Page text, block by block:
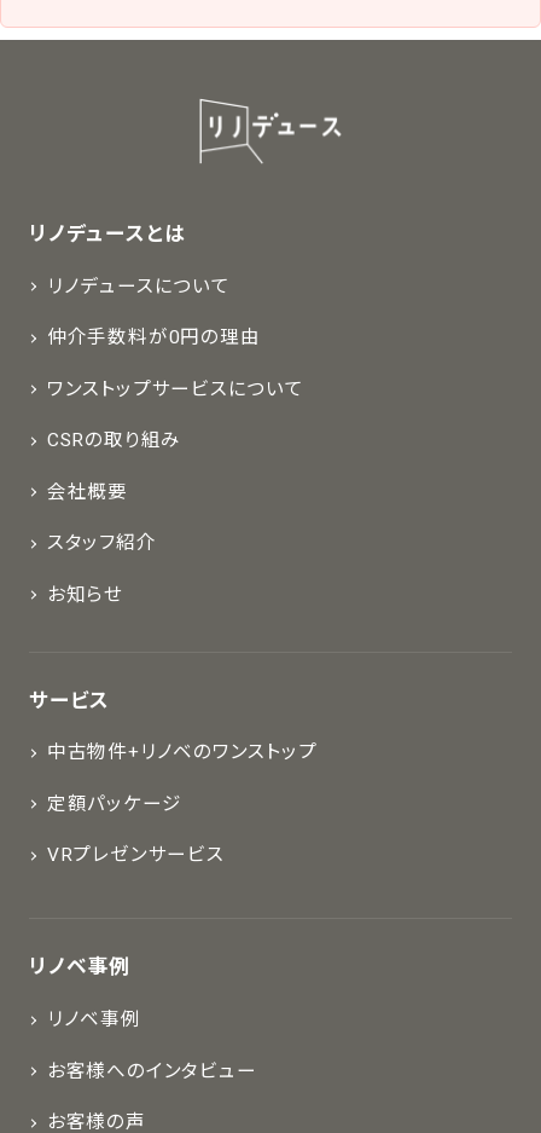
リノデュースとは
リノデュースについて
仲介手数料が0円の理由
ワンストップサービスについて
CSRの取り組み
会社概要
スタッフ紹介
お知らせ
サービス
中古物件+リノベのワンストップ
定額パッケージ
VRプレゼンサービス
リノベ事例
リノベ事例
お客様へのインタビュー
お客様の声